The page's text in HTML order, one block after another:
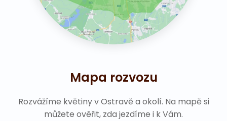
Mapa rozvozu
Rozvážíme květiny v Ostravě a okolí. Na mapě si
můžete ověřit, zda jezdíme i k Vám.